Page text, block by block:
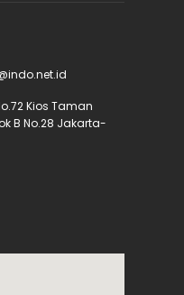
Kios Taman
B No.28 Jakarta-